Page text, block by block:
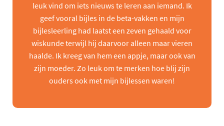
leuk vind om iets nieuws te leren aan iemand. Ik
geef vooral bijles in de beta-vakken en mijn
bijlesleerling had laatst een zeven gehaald voor
wiskunde terwijl hij daarvoor alleen maar vieren
haalde. Ik kreeg van hem een appje, maar ook van
zijn moeder. Zo leuk om te merken hoe blij zijn
ouders ook met mijn bijlessen waren!